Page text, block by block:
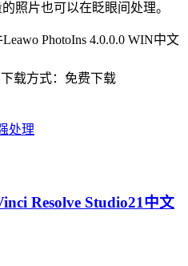
照片也可以在眨眼间处理。
PhotoIns 4.0.0.0 WIN中文
下载方式：免费下载
处理
Resolve Studio21中文